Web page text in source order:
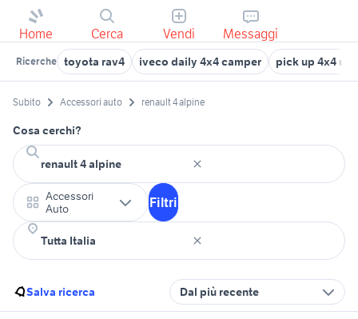
Home Cerca Vendi Messaggi
Ricerche toyota rav4 iveco daily 4x4 camper pick up 4x4
Subito Accessori auto renault 4 alpine
Cosa cerchi?
Accessori
Auto
Filtri
Salva ricerca Dal più recente